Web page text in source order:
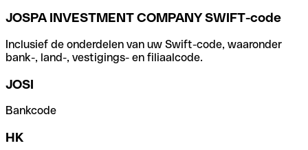
JOSPA INVESTMENT COMPANY SWIFT-code
Inclusief de onderdelen van uw Swift-code, waaronder
bank-, land-, vestigings- en filiaalcode.
JOSI
Bankcode
HK